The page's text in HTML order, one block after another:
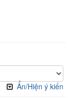
Ẩn/Hiện ý kiến